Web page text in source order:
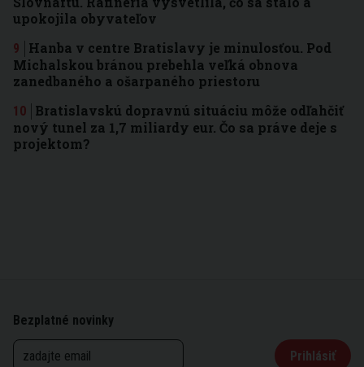
upokojila obyvateľov
Hanba v centre Bratislavy je minulosťou. Pod
Michalskou bránou prebehla veľká obnova
zanedbaného a ošarpaného priestoru
Bratislavskú dopravnú situáciu môže odľahčiť
nový tunel za 1,7 miliardy eur. Čo sa práve deje s
projektom?
Bezplatné novinky
Prihlásiť